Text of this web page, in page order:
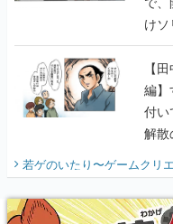
け
に行
【
編】
付い
解散
『少
り】
若ゲのいたり〜ゲームクリ